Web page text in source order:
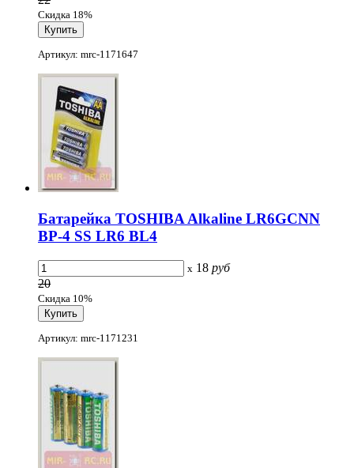
Скидка 18%
Артикул: mrc-1171647
Батарейка TOSHIBA Alkaline LR6GCNN
BP-4 SS LR6 BL4
x 18 руб
20
Скидка 10%
Артикул: mrc-1171231